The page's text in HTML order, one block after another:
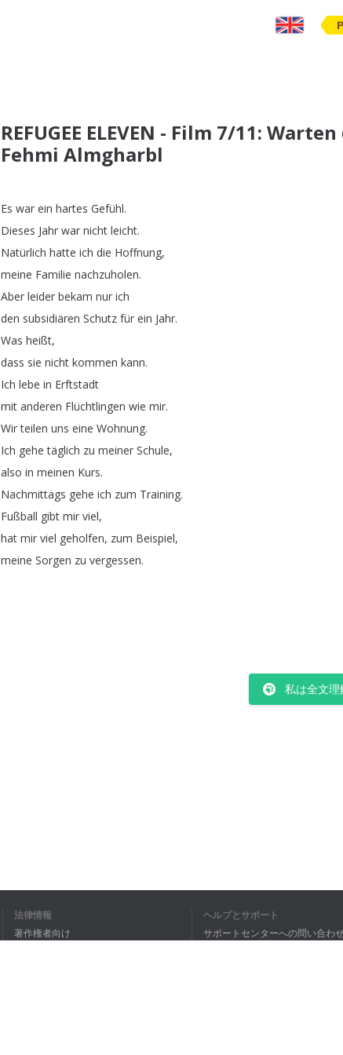
REFUGEE ELEVEN - Film 7/11:
Fehmi Almgharbl
Es war ein hartes Gefühl.
Dieses Jahr war nicht leicht.
Natürlich hatte ich die Hoffnung,
meine Familie nachzuholen.
Aber leider bekam nur ich
den subsidiären Schutz für ein Jahr.
Was heißt,
dass sie nicht kommen kann.
Ich lebe in Erftstadt
mit anderen Flüchtlingen wie mir.
Wir teilen uns eine Wohnung.
Ich gehe täglich zu meiner Schule,
also in meinen Kurs.
Nachmittags gehe ich zum Training.
Fußball gibt mir viel,
hat mir viel geholfen, zum Beispiel,
meine Sorgen zu vergessen.
私は全文理
法律情報
著作権者向け
ヘルプとサポート
サポートセンターへの問い合わ